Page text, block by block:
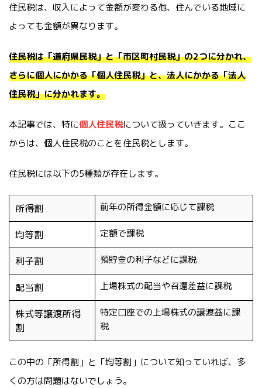
住民税は、収入によって金額が変わる他、住んでいる地域に
よっても金額が異なります。
住民税は「道府県民税」と「市区町村民税」の2つに分かれ、
さらに個人にかかる「個人住民税」と、法人にかかる「法人
住民税」に分かれます。
本記事では、特に個人住民税について扱っていきます。ここ
からは、個人住民税のことを住民税とします。
住民税には以下の5種類が存在します。
所得割 前年の所得金額に応じて課税
均等割 定額で課税
利子割 預貯金の利子などに課税
配当割 上場株式の配当や召還差益に課税
株式等譲渡所得
割
特定口座での上場株式の譲渡益に課
税
この中の「所得割」と「均等割」について知っていれば、多
くの方は問題はないでしょう。